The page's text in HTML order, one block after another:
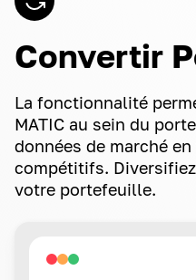
Convertir
La fonctionnalité
MATIC au sein du
données de marché
compétitifs.
votre portefeuille.